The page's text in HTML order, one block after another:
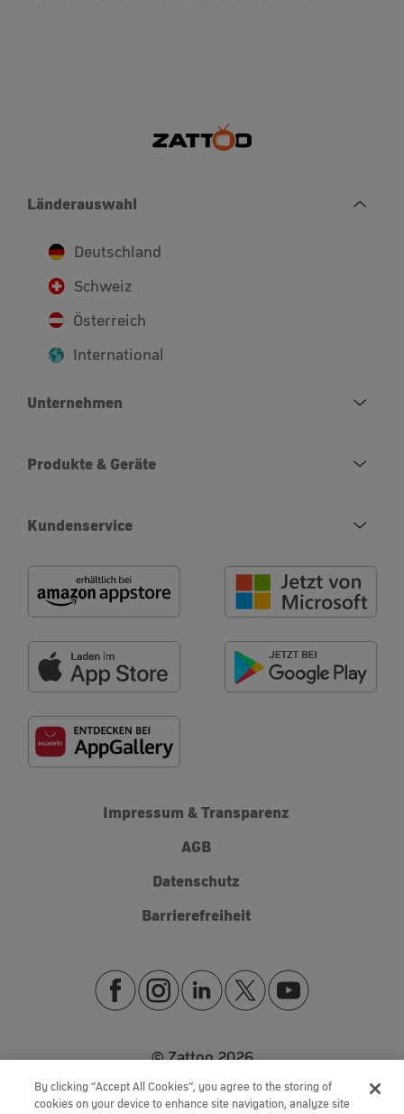
Länderauswahl
Deutschland
Schweiz
Österreich
International
Unternehmen
Produkte & Geräte
Kundenservice
Impressum & Transparenz
AGB
Datenschutz
Barrierefreiheit
© Zattoo2026
By clicking “Accept All Cookies”, you agree to the storing of
cookies on your device to enhance site navigation, analyze site